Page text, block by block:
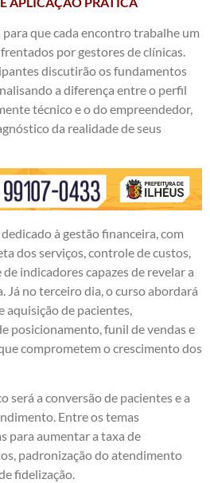
que cada encontro trabalhe um
por gestores de clínicas.
discutirão os fundamentos
a diferença entre o perfil
técnico e o do empreendedor,
da realidade de seus
à gestão financeira, com
dos serviços, controle de custos,
indicadores capazes de revelar a
Já no terceiro dia, o curso abordará
de pacientes,
posicionamento, funil de vendas e
comprometem o crescimento dos
será a conversão de pacientes e a
Entre os temas
para aumentar a taxa de
padronização do atendimento
fidelização.